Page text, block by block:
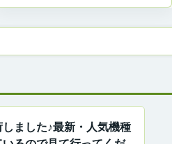
ました♪最新・人気機種